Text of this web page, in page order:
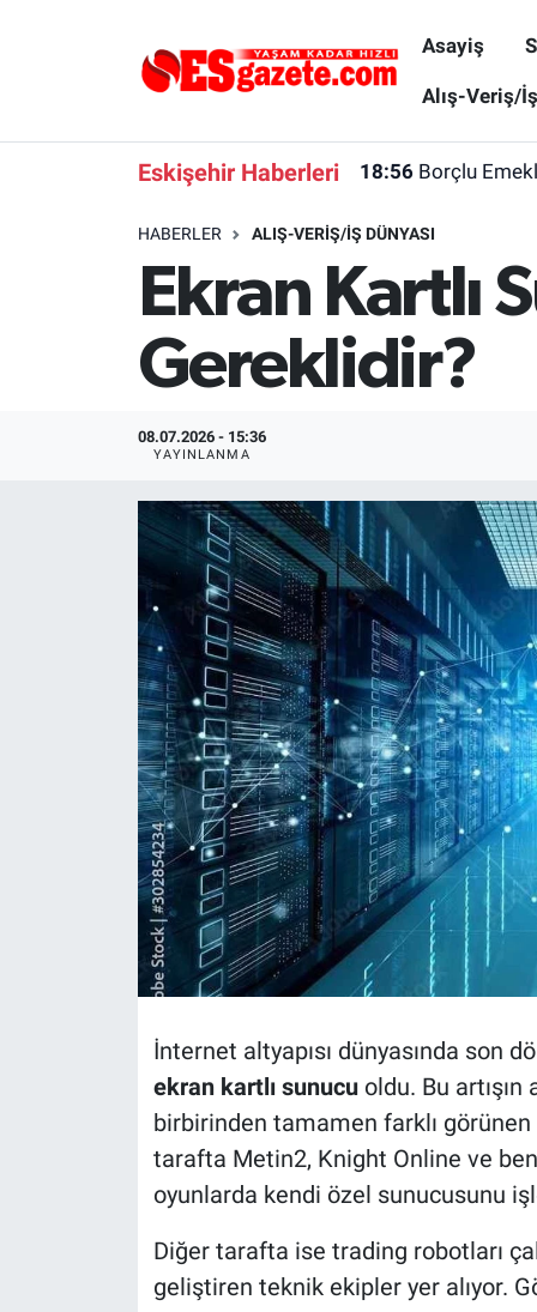
Asayiş
Alış-Veriş/
Eskişehir Haberleri 18:56 Borçlu
HABERLER ALIŞ-VERIŞ/İŞ DÜNYASI
Ekran Kartlı
Gereklidir?
08.07.2026 - 15:36
YAYINLANMA
İnternet altyapısı dünyasında son
ekran kartlı sunucuoldu. Bu artışın
birbirinden tamamen farklı görünen
tarafta Metin2, Knight Online ve
oyunlarda kendi özel sunucusunu
Diğer tarafta ise trading robotları
geliştiren teknik ekipler yer alıyor.
Alış-Veriş/İş dünyası
Eskişehirspor Arşivi
Eskişehir Arşivi
Kültür Sanat
Politika
Kütahya
Eskişehir Nöbetçi Eczaneler
Süper Lig Puan Durumu ve Fikstür
Tüm Manşetler
Haber Arşivi